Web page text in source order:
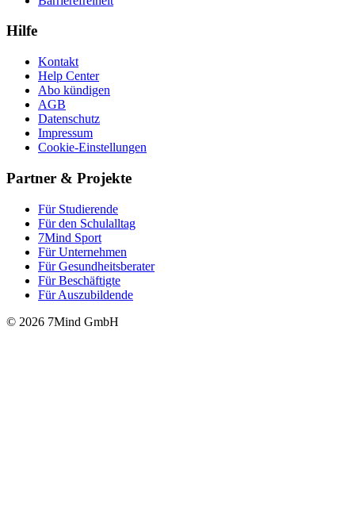
Hilfe
Kontakt
Help Center
Abo kündigen
AGB
Datenschutz
Impressum
Cookie-Einstellungen
Partner & Projekte
Für Stu­die­rende
Für den Schulalltag
7Mind Sport
Für Unter­neh­men
Für Gesund­heits­be­ra­ter
Für Beschäftigte
Für Auszubildende
© 2026 7Mind GmbH